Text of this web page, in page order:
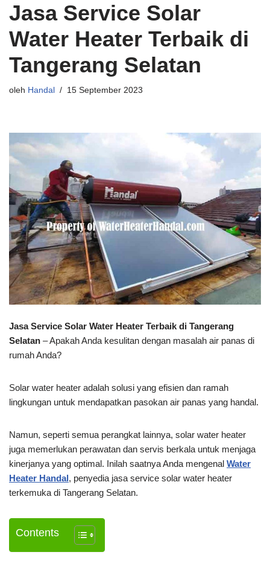
Jasa Service Solar
Water Heater Terbaik di
Tangerang Selatan
oleh Handal 15 September 2023
Jasa Service Solar Water Heater Terbaik di Tangerang
Selatan – Apakah Anda kesulitan dengan masalah air panas di
rumah Anda?
Solar water heater adalah solusi yang efisien dan ramah
lingkungan untuk mendapatkan pasokan air panas yang handal.
Namun, seperti semua perangkat lainnya, solar water heater
juga memerlukan perawatan dan servis berkala untuk menjaga
kinerjanya yang optimal. Inilah saatnya Anda mengenal Water
Heater Handal, penyedia jasa service solar water heater
terkemuka di Tangerang Selatan.
Contents